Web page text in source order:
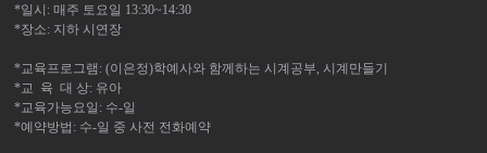
*일시: 매주 토요일 13:30~14:30
*장소: 지하 시연장
*교육프로그램: (이은정)학예사와 함께하는 시계공부, 시계만들기
*교 육 대 상: 유아
*교육가능요일: 수-일
*예약방법: 수-일 중 사전 전화예약